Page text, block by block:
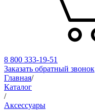
8 800 333-19-51
Заказать обратный звонок
Главная/
Каталог
/
Аксессуары